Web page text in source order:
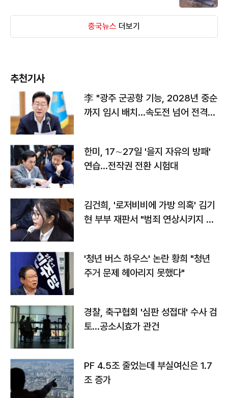
중국뉴스 더보기
추천기사
李 "광주 군공항 기능, 2028년 중순
까지 임시 배치…속도전 넘어 전격
한미, 17∼27일 '을지 자유의 방패'
연습…전작권 전환 시험대
김건희, '로저비비에 가방 의혹' 김기
현 부부 재판서 "범죄 연상시키지 말
'청년 버스 하우스' 논란 황희 "청년
주거 문제 헤아리지 못했다"
경찰, 축구협회 '심판 성접대' 수사 검
토…공소시효가 관건
PF 4.5조 줄었는데 부실여신은 1.7
조 증가